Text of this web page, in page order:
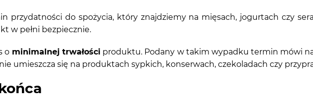
przydatności do spożycia, który znajdziemy na mięsach, jogurtach czy
w pełni bezpiecznie.
o minimalnej trwałości produktu. Podany w takim wypadku termin mówi
umieszcza się na produktach sypkich, konserwach, czekoladach czy